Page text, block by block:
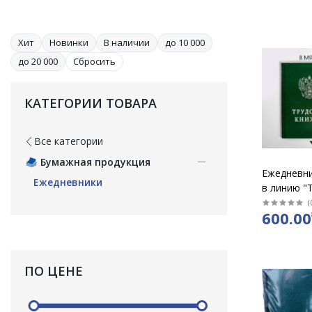
Хит Новинки В наличии
до 10 000
до 20 000
Сбросить
КАТЕГОРИИ ТОВАРА
Все категории
Бумажная продукция
Ежедневники
ПО ЦЕНЕ
в линию
книжка" в
обложке
(